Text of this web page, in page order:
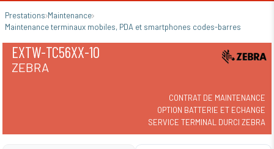
Prestations Maintenance
Maintenance terminaux mobiles, PDA et smartphones codes-barres
EXTW-TC56XX-10
ZEBRA
CONTRAT DE MAINTENANCE
OPTION BATTERIE ET ECHANGE
SERVICE TERMINAL DURCI ZEBRA